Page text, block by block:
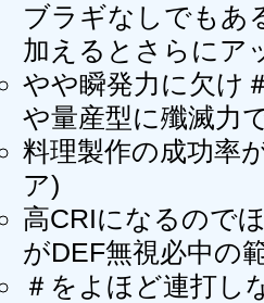
ブラギなしでもあ
加えるとさらにア
やや瞬発力に欠け
や量産型に殲滅力
料理製作の成功率
ア)
高CRIになるので
がDEF無視必中の
＃をよほど連打し